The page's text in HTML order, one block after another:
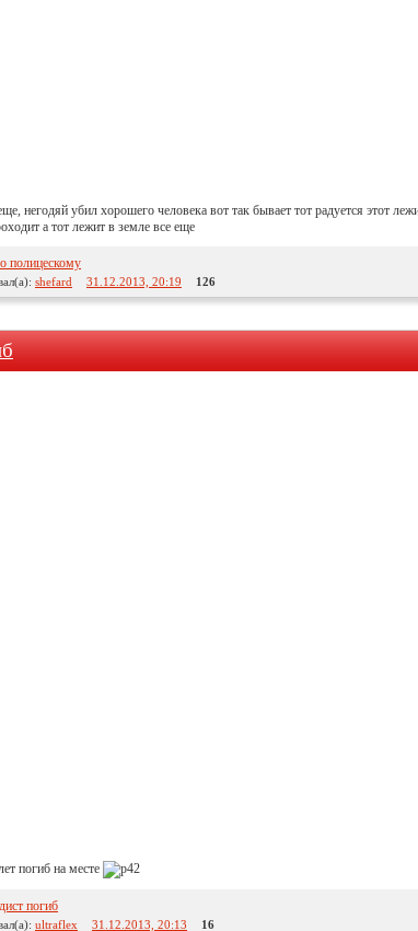
негодяй убил хорошего человека вот так бывает тот радуется этот
а тот лежит в земле все еще
полицескому
shefard 31.12.2013, 20:19 126
погиб на месте
погиб
ultraflex 31.12.2013, 20:13 16